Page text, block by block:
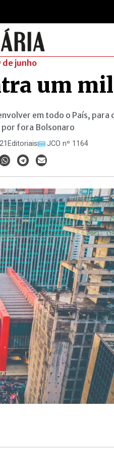
de junho
um
em todo o País,
fora Bolsonaro
Editoriais JCO nº 1164